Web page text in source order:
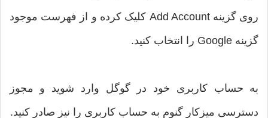
روی گزینه Add Account کلیک کرده و از فهرست موجود
گزینه Google را انتخاب کنید.
به حساب کاربری خود در گوگل وارد شوید و مجوز
دسترسی میزکار گنوم به حساب کاربری را نیز صادر کنید.